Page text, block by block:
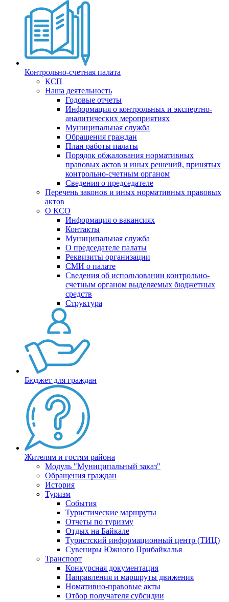
Контрольно-счетная палата
КСП
Наша деятельность
Годовые отчеты
Информация о контрольных и экспертно-
аналитических мероприятиях
Муниципальная служба
Обращения граждан
План работы палаты
Порядок обжалования нормативных
правовых актов и иных решений, принятых
контрольно-счетным органом
Сведения о председателе
Перечень законов и иных нормативных правовых
актов
О КСО
Информация о вакансиях
Контакты
Муниципальная служба
О председателе палаты
Реквизиты организации
СМИ о палате
Сведения об использовании контрольно-
счетным органом выделяемых бюджетных
средств
Структура
Бюджет для граждан
Жителям и гостям района
Модуль "Муниципальный заказ"
Обращения граждан
История
Туризм
События
Туристические маршруты
Отчеты по туризму
Отдых на Байкале
Туристский информационный центр (ТИЦ)
Сувениры Южного Прибайкалья
Транспорт
Конкурсная документация
Направления и маршруты движения
Номативно-правовые акты
Отбор получателя субсидии